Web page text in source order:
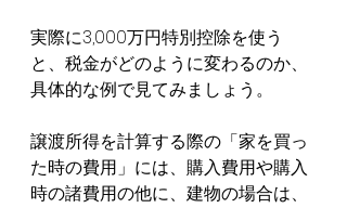
実際に3,000万円特別控除を使う
と、税金がどのように変わるのか、
具体的な例で見てみましょう。
譲渡所得を計算する際の「家を買っ
た時の費用」には、購入費用や購入
時の諸費用の他に、建物の場合は、